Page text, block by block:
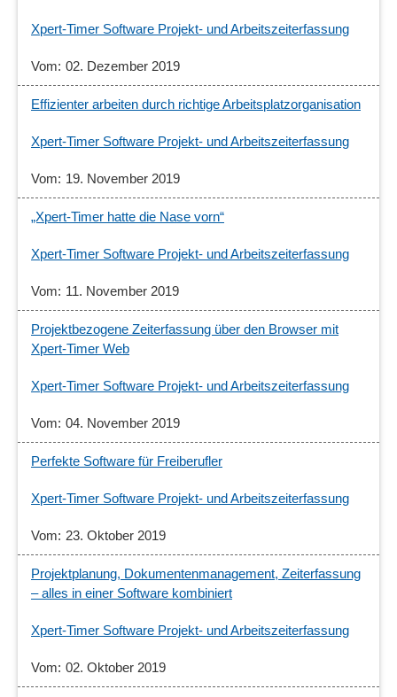
Xpert-Timer Software Projekt- und Arbeitszeiterfassung
02. Dezember 2019
Effizienter arbeiten durch richtige Arbeitsplatzorganisation
Xpert-Timer Software Projekt- und Arbeitszeiterfassung
19. November 2019
„Xpert-Timer hatte die Nase vorn“
Xpert-Timer Software Projekt- und Arbeitszeiterfassung
11. November 2019
Projektbezogene Zeiterfassung über den Browser mit
Xpert-Timer Web
Xpert-Timer Software Projekt- und Arbeitszeiterfassung
04. November 2019
Perfekte Software für Freiberufler
Xpert-Timer Software Projekt- und Arbeitszeiterfassung
23. Oktober 2019
Projektplanung, Dokumentenmanagement, Zeiterfassung
– alles in einer Software kombiniert
Xpert-Timer Software Projekt- und Arbeitszeiterfassung
02. Oktober 2019